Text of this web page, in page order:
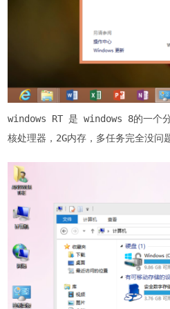
windows RT 是 windows 8的一个
核处理器，2G内存，多任务完全没问